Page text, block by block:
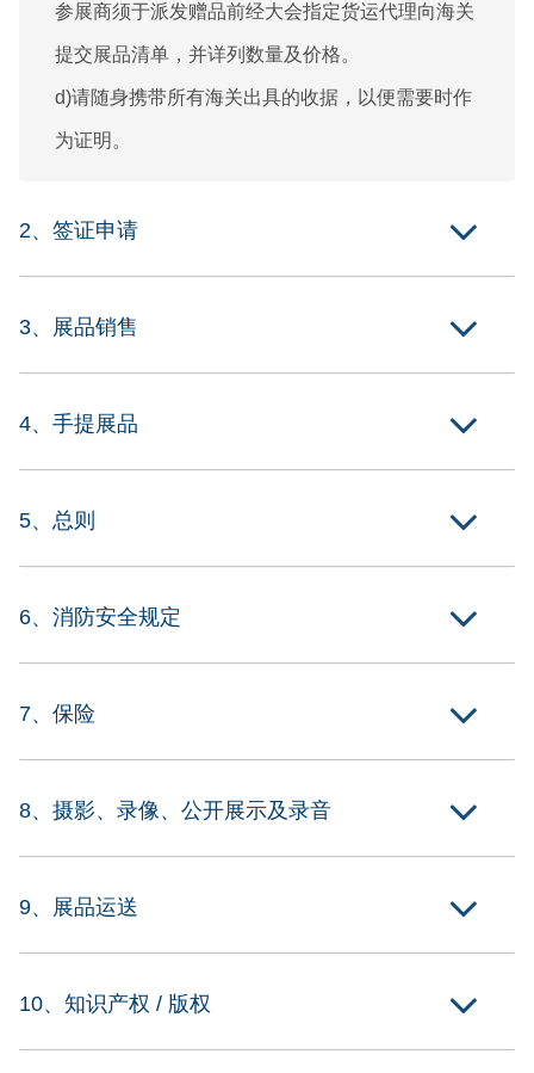
参展商须于派发赠品前经大会指定货运代理向海关
提交展品清单，并详列数量及价格。
d)请随身携带所有海关出具的收据，以便需要时作
为证明。
2、签证申请
3、展品销售
4、手提展品
5、总则
6、消防安全规定
7、保险
8、摄影、录像、公开展示及录音
9、展品运送
10、知识产权 / 版权